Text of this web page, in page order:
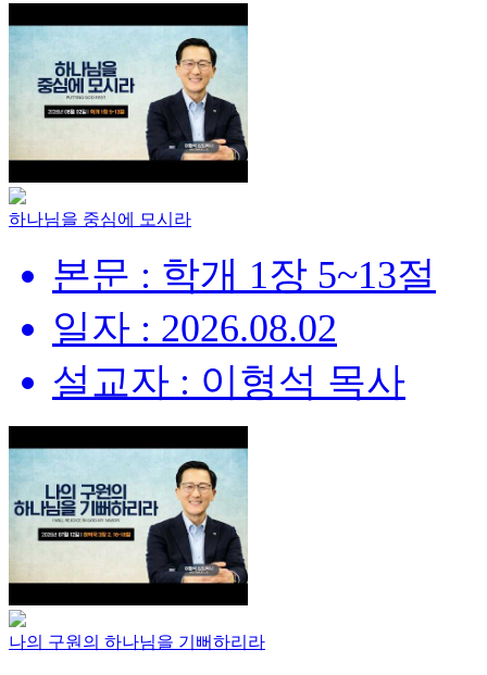
하나님을 중심에 모시라
본문 : 학개 1장 5~13절
일자 : 2026.08.02
설교자 : 이형석 목사
나의 구원의 하나님을 기뻐하리라